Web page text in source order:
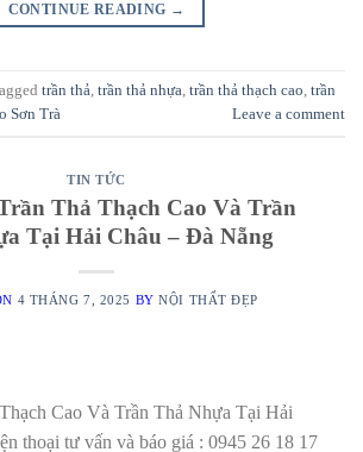
CONTINUE READING →
trần thả, trần thả nhựa, trần thả thạch cao, trần
Sơn Trà Leave a comment
TIN TỨC
Thả Thạch Cao Và Trần
Tại Hải Châu – Đà Nẵng
4 THÁNG 7, 2025 BYNỘI THẤT ĐẸP
Cao Và Trần Thả Nhựa Tại Hải
thoại tư vấn và báo giá : 0945 26 18 17